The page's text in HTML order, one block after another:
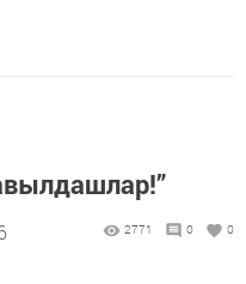
2771 0 0